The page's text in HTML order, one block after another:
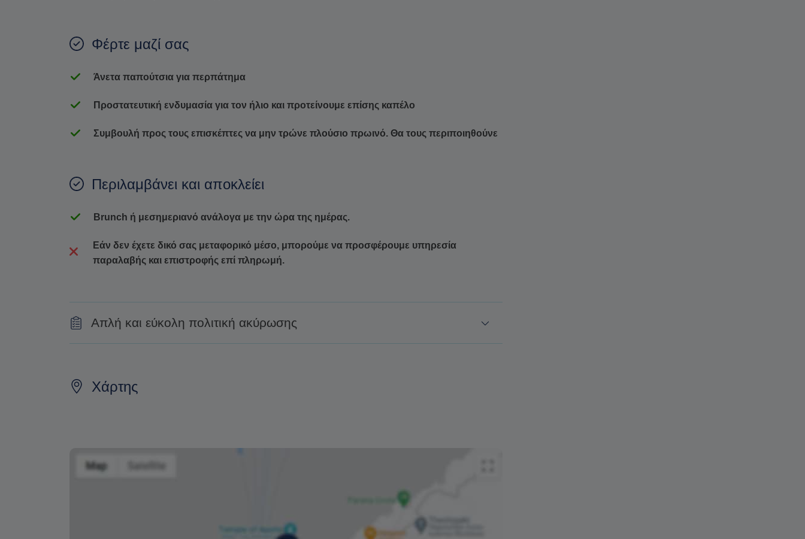
Φέρτε μαζί σας
Άνετα παπούτσια για περπάτημα
Προστατευτική ενδυμασία για τον ήλιο και προτείνουμε επίσης καπέλο
Συμβουλή προς τους επισκέπτες να μην τρώνε πλούσιο πρωινό. Θα τους περιποιηθούνε
Περιλαμβάνει και αποκλείει
Brunch ή μεσημεριανό ανάλογα με την ώρα της ημέρας.
Εάν δεν έχετε δικό σας μεταφορικό μέσο, ​​μπορούμε να προσφέρουμε υπηρεσία
παραλαβής και επιστροφής επί πληρωμή.
Απλή και εύκολη πολιτική ακύρωσης
Η αλλαγή της ημερομηνίας της κράτησης εξαρτάται από τη διαθεσιμότητα και δεν μπορεί να
επεξεργασία επιστροφής ή ακύρωσης.
Χάρτης